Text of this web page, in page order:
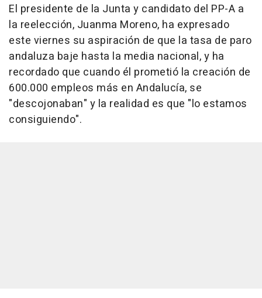
El presidente de la Junta y candidato del PP-A a
la reelección, Juanma Moreno, ha expresado
este viernes su aspiración de que la tasa de paro
andaluza baje hasta la media nacional, y ha
recordado que cuando él prometió la creación de
600.000 empleos más en Andalucía, se
"descojonaban" y la realidad es que "lo estamos
consiguiendo".